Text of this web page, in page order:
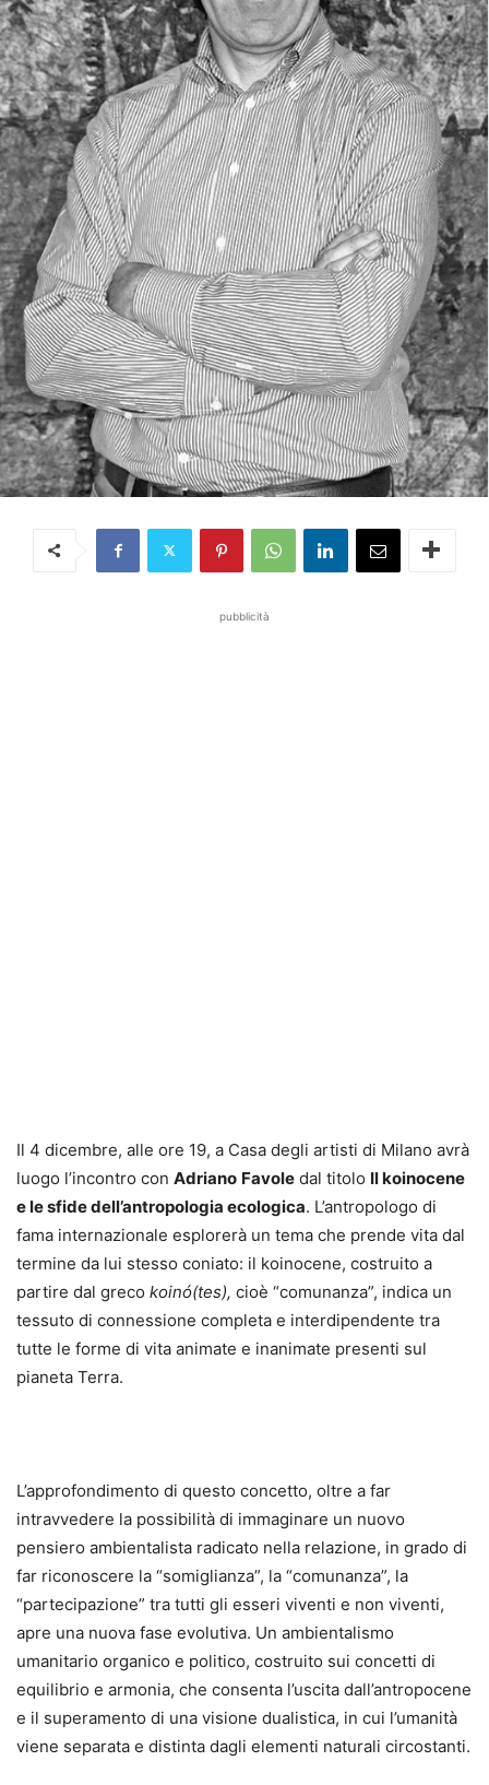
pubblicità
Il 4 dicembre, alle ore 19, a Casa degli artisti di Milano avrà
luogo l’incontro con Adriano Favole dal titolo Il koinocene
e le sfide dell’antropologia ecologica. L’antropologo di
fama internazionale esplorerà un tema che prende vita dal
termine da lui stesso coniato: il koinocene, costruito a
partire dal greco koinó(tes), cioè “comunanza”, indica un
tessuto di connessione completa e interdipendente tra
tutte le forme di vita animate e inanimate presenti sul
pianeta Terra.
L’approfondimento di questo concetto, oltre a far
intravvedere la possibilità di immaginare un nuovo
pensiero ambientalista radicato nella relazione, in grado di
far riconoscere la “somiglianza”, la “comunanza”, la
“partecipazione” tra tutti gli esseri viventi e non viventi,
apre una nuova fase evolutiva. Un ambientalismo
umanitario organico e politico, costruito sui concetti di
equilibrio e armonia, che consenta l’uscita dall’antropocene
e il superamento di una visione dualistica, in cui l’umanità
viene separata e distinta dagli elementi naturali circostanti.